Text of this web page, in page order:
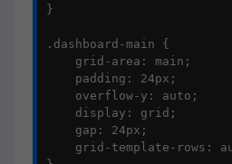
}
.dashboard-main {
    grid-area: main;
    padding: 24px;
    overflow-y: auto;
    display: grid;
    gap: 24px;
grid-template-rows: